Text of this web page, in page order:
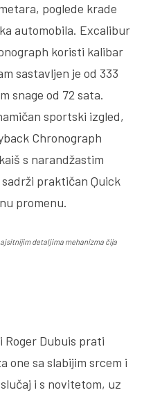
poglede krade
automobila. Excalibur
koristi kalibar
sastavljen je od 333
snage od 72 sata.
sportski izgled,
Chronograph
s narandžastim
praktičan Quick
promenu.
detaljima mehanizma čija
Roger Dubuis prati
one sa slabijim srcem i
i s novitetom, uz